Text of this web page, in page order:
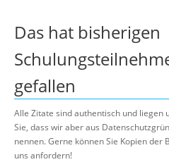
Das hat bisherigen
gefallen
Alle Zitate sind authentisch und liegen
Sie, dass wir aber aus
nennen. Gerne können Sie Kopien der
uns anfordern!